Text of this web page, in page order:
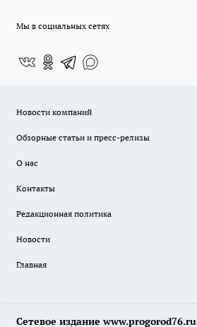
Мы в социальных сетях
Новости компаний
Обзорные статьи и пресс-релизы
О нас
Контакты
Редакционная политика
Новости
Главная
Сетевое издание www.progorod76.ru